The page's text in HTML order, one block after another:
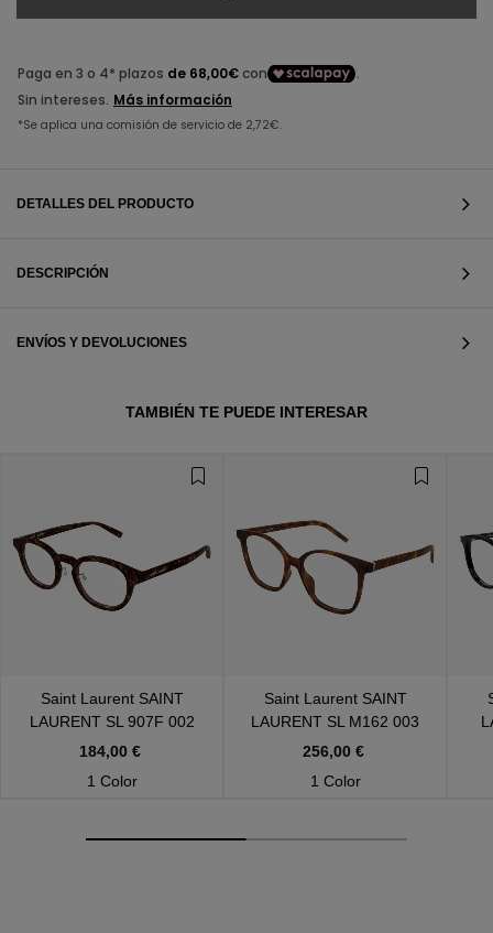
DETALLES DEL PRODUCTO
DESCRIPCIÓN
ENVÍOS Y DEVOLUCIONES
TAMBIÉN TE PUEDE INTERESAR
Saint Laurent SAINT
LAURENT SL 907F 002
184,00 €
1 Color
Saint Laurent SAINT
LAURENT SL M162 003
256,00 €
1 Color